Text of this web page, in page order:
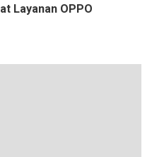
Layanan OPPO